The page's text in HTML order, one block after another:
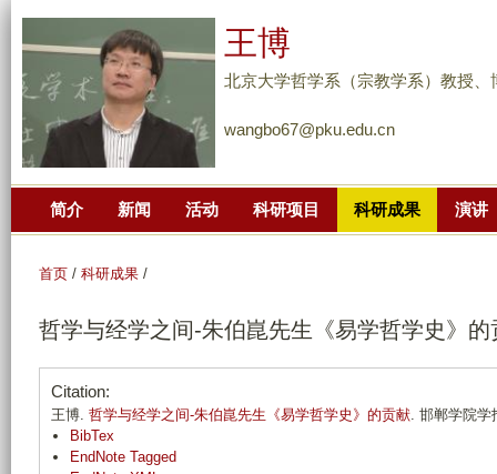
到
主
要
分
王博
北京大学哲学系（宗教学系）教授、
wangbo67@pku.edu.cn
简介 新闻 活动 科研项目 科研成果 演讲
首页 / 科研成果 /
哲学与经学之间-朱伯崑先生《易学哲学史》的
Citation:
王博. 哲学与经学之间-朱伯崑先生《易学哲学史》的贡献. 邯郸学院学
BibTex
EndNote Tagged